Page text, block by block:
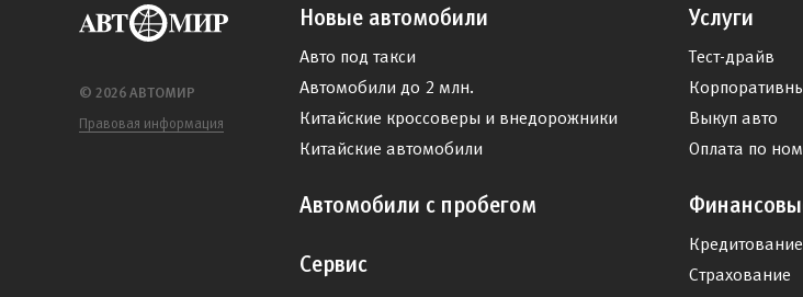
© 2026 АВТОМИР
Правовая информация
Новые автомобили
Авто под такси
Автомобили до 2 млн.
Китайские кроссоверы и внедорожники
Китайские автомобили
Автомобили с пробегом
Сервис
Услуги
Тест-драйв
Выкуп авто
Оплата по
Кредитование
Страхование